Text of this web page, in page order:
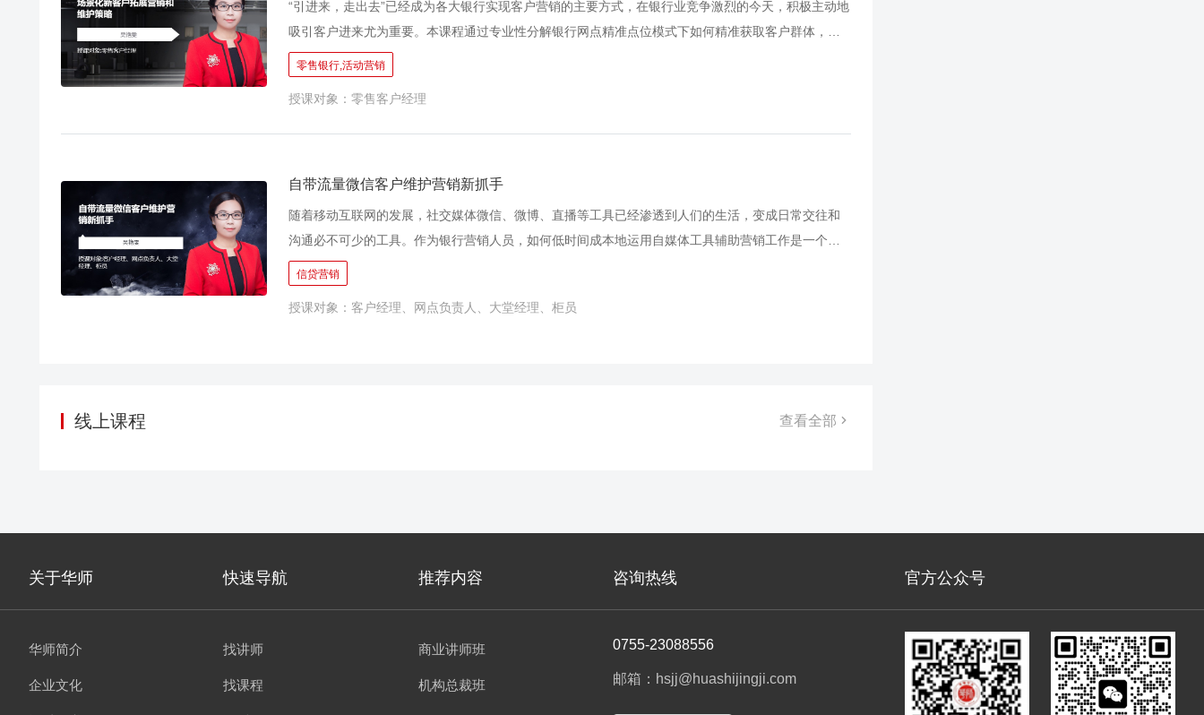
“引进来，走出去”已经成为各大银行实现客户营销的主要方式，在银行业竞争激烈的今天，积极主动地
吸引客户进来尤为重要。本课程通过专业性分解银行网点精准点位模式下如何精准获取客户群体，设
计有针对性的营销方案和流程、步骤、工具。按照客户经理日常工作的习惯，根据每天、每周、每月
分别对应微信、拜访、沙龙等不同场景营销的手段，有效提升精准客户群体的拓展能力和团队营销能
力。 场景化营销就是将学员日常工作的真实场景作为课程背景和情景模拟演练的基础，真实性的还原
客户经理工作现状，通过分步骤的分解其中的营销技巧，使得客户经理理解日常工作中未掌握的营销
营销能力。
零售银行,活动营销
授课对象：零售客户经理
自带流量微信客户维护营销新抓手
随着移动互联网的发展，社交媒体微信、微博、直播等工具已经渗透到人们的生活，变成日常交往和
沟通必不可少的工具。作为银行营销人员，如何低时间成本地运用自媒体工具辅助营销工作是一个需
要掌握的技巧。通过微信进行客户维护和运营有利于将我们的服务和产品批量传递给客户，有利于全
面覆盖客户群体，有利于对客户实现持续性地渗透。 目前银行面临：高端客户不来网点了，如何才能
持续建立互动？客户经理管户客户很多，如何才能够全面覆盖？现有打客户的产品渗透率还不错，新
信贷营销
授课对象：客户经理、网点负责人、大堂经理、柜员
线上课程 查看全部
关于华师 快速导航 推荐内容 咨询热线 官方公众号
华师简介
企业文化
找讲师
找课程
商业讲师班
机构总裁班
0755-23088556
邮箱：hsjj@huashijingji.com